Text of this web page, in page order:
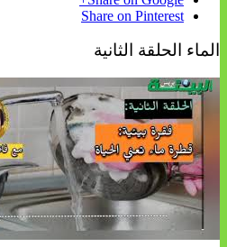
Share on Pinterest
الماء الحلقة الثانية